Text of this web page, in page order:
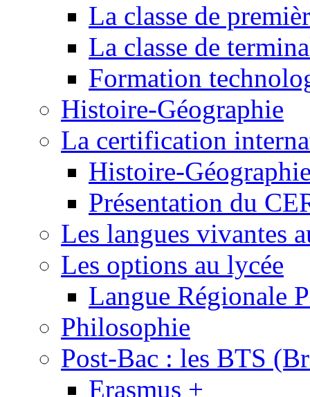
La classe de
La classe de
Formation
Histoire-Géographie
La certification
Histoire-
Présentation du
Les langues vivantes
Les options au lycée
Langue Régionale
Philosophie
Post-Bac : les BTS
Erasmus +